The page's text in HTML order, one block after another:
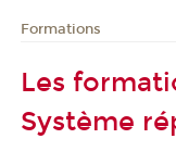
Formations
Les
Système